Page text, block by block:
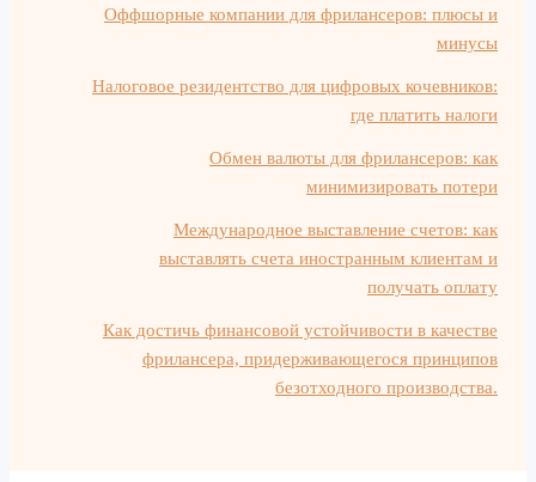
Оффшорные компании для фрилансеров: плюсы и
минусы
Налоговое резидентство для цифровых кочевников:
где платить налоги
Обмен валюты для фрилансеров: как
минимизировать потери
Международное выставление счетов: как
выставлять счета иностранным клиентам и
получать оплату
Как достичь финансовой устойчивости в качестве
фрилансера, придерживающегося принципов
безотходного производства.